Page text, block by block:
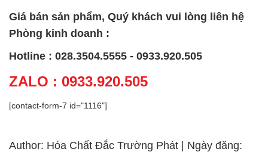
Giá bán sản phẩm, Quý khách vui lòng liên hệ
Phòng kinh doanh :
Hotline : 028.3504.5555 - 0933.920.505
ZALO : 0933.920.505
[contact-form-7 id="1116"]
Author: Hóa Chất Đắc Trường Phát | Ngày đăng: